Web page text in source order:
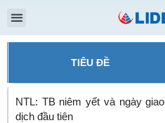
TIÊU ĐỀ
NTL: TB niêm yết và ngày giao
dịch đầu tiên